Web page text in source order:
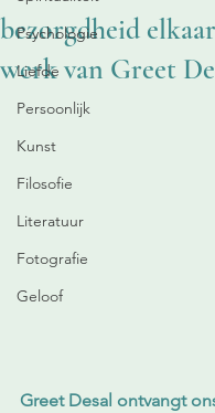
Psychologie
Liefde
Persoonlijk
Kunst
Filosofie
Literatuur
Fotografie
Geloof
bezorgdheid
werk van Greet
Greet Desal ontvangt